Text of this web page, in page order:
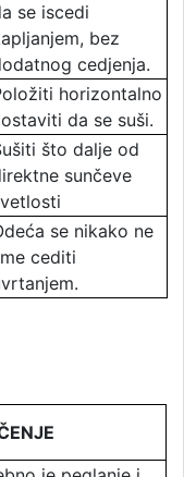
se iscedi
bez
cedjenja.
horizontalno
da se suši.
što dalje od
sunčeve
se nikako ne
cediti